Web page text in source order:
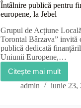
Întâlnire publică pentru
europene, la Jebel
Grupul de Acțiune
Torontal Bârzava” invită
publică dedicată
Uniunii Europene,…
Citește mai mult
Întâlnire
publică
admin iunie 23,